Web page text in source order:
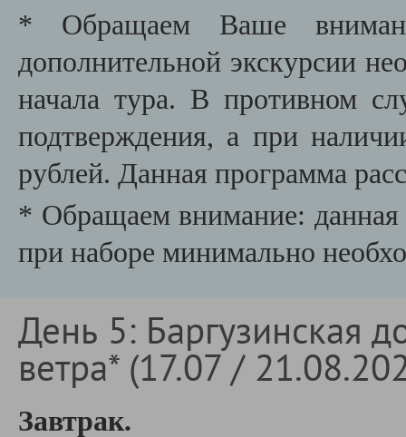
* Обращаем Ваше
дополнительной экскурсии
начала тура. В противном
подтверждения, а при
рублей. Данная программа
* Обращаем внимание: данная
при наборе минимально
День 5: Баргузинская
ветра* (17.07 /
Завтрак.